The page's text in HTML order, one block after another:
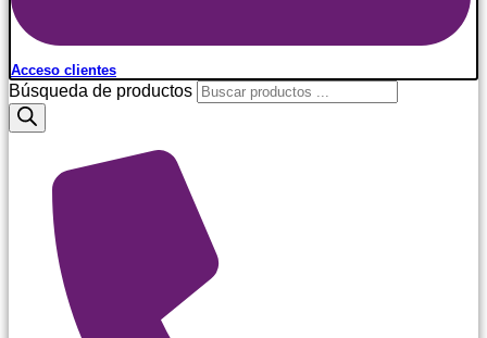
Acceso clientes
Búsqueda de productos